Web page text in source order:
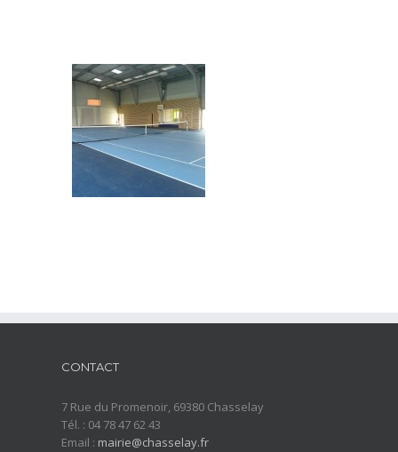
CONTACT
7 Rue du Promenoir, 69380 Chasselay
Tél. : 04 78 47 62 43
Email : mairie@chasselay.fr